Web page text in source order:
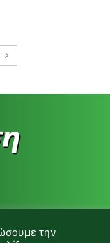
την